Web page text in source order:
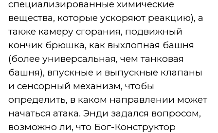
специализированные химические
вещества, которые ускоряют реакцию), а
также камеру сгорания, подвижный
кончик брюшка, как выхлопная башня
(более универсальная, чем танковая
башня), впускные и выпускные клапаны
и сенсорный механизм, чтобы
определить, в каком направлении может
начаться атака. Энди задался вопросом,
возможно ли, что Бог-Конструктор